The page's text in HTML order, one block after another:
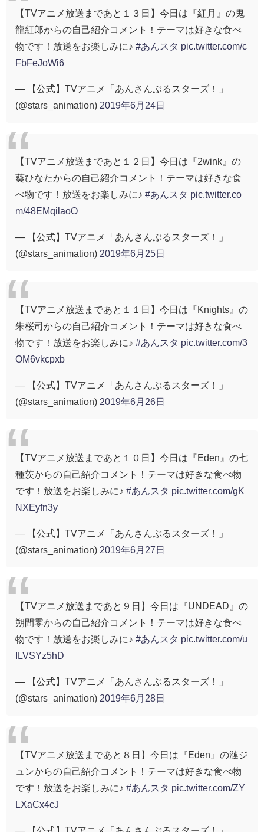
【TVアニメ放送まであと１３日】今日は『紅月』の鬼
龍紅郎からの自己紹介コメント！テーマは好きな食べ
物です！放送をお楽しみに♪ #あんスタ pic.twitter.com/c
FbFeJoWi6
— 【公式】TVアニメ「あんさんぶるスターズ！」
(@stars_animation) 2019年6月24日
【TVアニメ放送まであと１２日】今日は『2wink』の
葵ひなたからの自己紹介コメント！テーマは好きな食
べ物です！放送をお楽しみに♪ #あんスタ pic.twitter.co
m/48EMqilaoO
— 【公式】TVアニメ「あんさんぶるスターズ！」
(@stars_animation) 2019年6月25日
【TVアニメ放送まであと１１日】今日は『Knights』の
朱桜司からの自己紹介コメント！テーマは好きな食べ
物です！放送をお楽しみに♪ #あんスタ pic.twitter.com/3
OM6vkcpxb
— 【公式】TVアニメ「あんさんぶるスターズ！」
(@stars_animation) 2019年6月26日
【TVアニメ放送まであと１０日】今日は『Eden』の七
種茨からの自己紹介コメント！テーマは好きな食べ物
です！放送をお楽しみに♪ #あんスタ pic.twitter.com/gK
NXEyfn3y
— 【公式】TVアニメ「あんさんぶるスターズ！」
(@stars_animation) 2019年6月27日
【TVアニメ放送まであと９日】今日は『UNDEAD』の
朔間零からの自己紹介コメント！テーマは好きな食べ
物です！放送をお楽しみに♪ #あんスタ pic.twitter.com/u
ILVSYz5hD
— 【公式】TVアニメ「あんさんぶるスターズ！」
(@stars_animation) 2019年6月28日
【TVアニメ放送まであと８日】今日は『Eden』の漣ジ
ュンからの自己紹介コメント！テーマは好きな食べ物
です！放送をお楽しみに♪ #あんスタ pic.twitter.com/ZY
LXaCx4cJ
— 【公式】TVアニメ「あんさんぶるスターズ！」